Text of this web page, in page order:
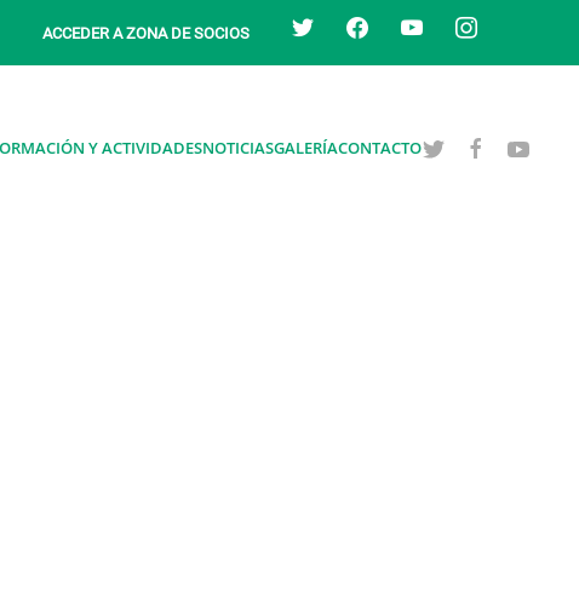
ACCEDER A ZONA DE SOCIOS
twitter facebook youtube instagram
Y ACTIVIDADESNOTICIASGALERÍACONTACTO